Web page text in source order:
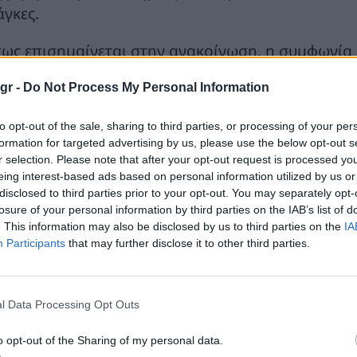
- Do Not Process My Personal Information
opt-out of the sale, sharing to third parties, or processing of your
for targeted advertising by us, please use the below opt-out
selection. Please note that after your opt-out request is processed
interest-based ads based on personal information utilized by us
to third parties prior to your opt-out. You may separately
of your personal information by third parties on the IAB’s list of
This information may also be disclosed by us to third parties on the
Participants that may further disclose it to other third parties.
Data Processing Opt Outs
opt-out of the Sharing of my personal data.
επισημαίνεται στην ανακοίνωση, η συμφωνία
δραστηριότητας της ONEX στον τομέα
υλοποιήσει πρόγραμμα κατασκευής ρυμουλκών
στην κατηγορία των οικολογικών
και διευθύνων σύμβουλος της ONEX
ότι η συμφωνία επιβεβαιώνει τις
εξειδικευμένα προγράμματα
παράλληλα τον ρόλο της
σχετίζονται με την πράσινη ναυτιλία.
την εταιρεία, το έργο αναμένεται να
ναυπηγικής βιομηχανίας, αξιοποιώντας
υποδομές στην Αττική και τις